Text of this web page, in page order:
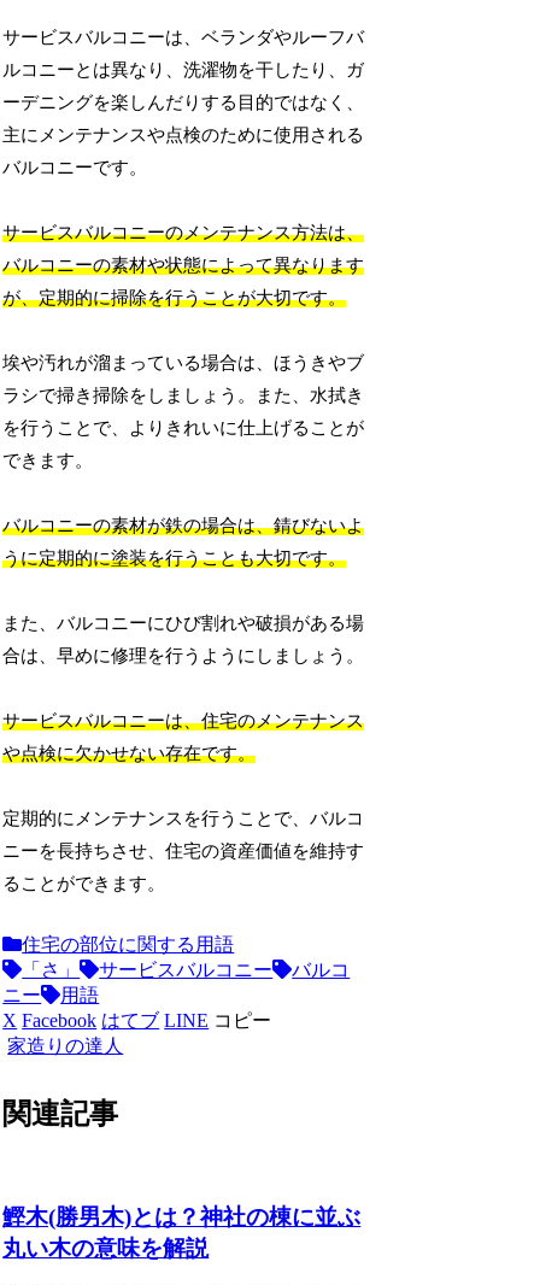
サービスバルコニーは、ベランダやルーフバ
ルコニーとは異なり、洗濯物を干したり、ガ
ーデニングを楽しんだりする目的ではなく、
主にメンテナンスや点検のために使用される
バルコニーです。
サービスバルコニーのメンテナンス方法は、
バルコニーの素材や状態によって異なります
が、定期的に掃除を行うことが大切です。
埃や汚れが溜まっている場合は、ほうきやブ
ラシで掃き掃除をしましょう。また、水拭き
を行うことで、よりきれいに仕上げることが
できます。
バルコニーの素材が鉄の場合は、錆びないよ
うに定期的に塗装を行うことも大切です。
また、バルコニーにひび割れや破損がある場
合は、早めに修理を行うようにしましょう。
サービスバルコニーは、住宅のメンテナンス
や点検に欠かせない存在です。
定期的にメンテナンスを行うことで、バルコ
ニーを長持ちさせ、住宅の資産価値を維持す
ることができます。
住宅の部位に関する用語
「さ」
サービスバルコニー
バルコ
ニー
用語
X Facebook はてブ LINE コピー
家造りの達人
関連記事
鰹木(勝男木)とは？神社の棟に並ぶ
丸い木の意味を解説